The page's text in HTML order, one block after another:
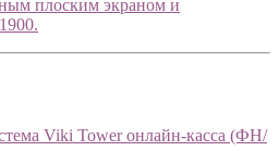
плоским экраном и
Viki Tower онлайн-касса (ФН/